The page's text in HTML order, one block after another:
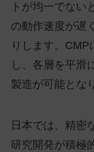
トが均一でない
の動作速度が遅
りします。
し、各層を平滑
製造が可能とな
日本では、精密
研究開発が積極